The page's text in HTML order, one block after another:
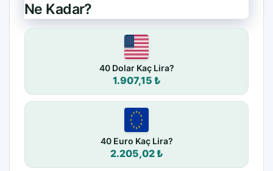
Ne Kadar?
40 Dolar Kaç Lira?
1.907,15 ₺
40 Euro Kaç Lira?
2.205,02 ₺